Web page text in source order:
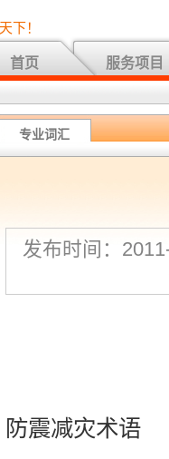
下！
首页 服务项目
专业词汇
发布时间：
防震减灾术语